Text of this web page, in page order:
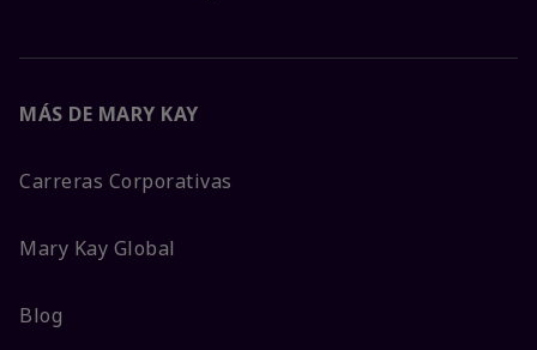
MÁS DE MARY KAY
Carreras Corporativas
Mary Kay Global
Blog